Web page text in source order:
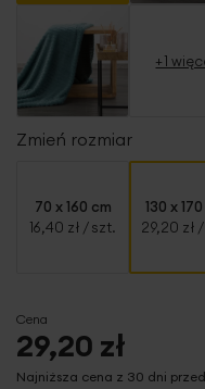
+1
Zmień rozmiar
70 x 160 cm
16,40 zł / szt.
130 x
29,20 zł
Cena
29,20 zł
Najniższa cena z 30 dni